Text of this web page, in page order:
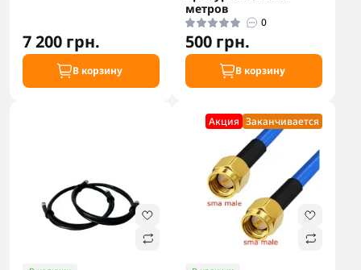
7 200 грн.
В корзину
метров
0
500 грн.
В корзину
Акция Заканчивается